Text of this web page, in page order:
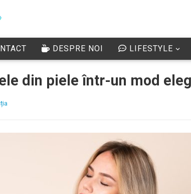
DESPRE NOI LIFESTYLE
din piele într-un mod